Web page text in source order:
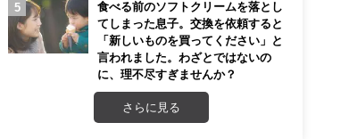
食べる前のソフトクリームを落とし
てしまった息子。交換を依頼すると
「新しいものを買ってください」と
言われました。わざとではないの
に、理不尽すぎませんか？
さらに見る